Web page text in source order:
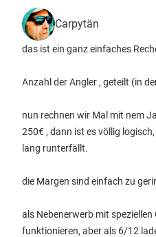
Carpytän
das ist ein ganz einfaches
Anzahl der Angler , geteilt (in
nun rechnen wir Mal mit nem
250€ , dann ist es völlig
lang runterfällt.
die Margen sind einfach zu
als Nebenerwerb mit
funktionieren, aber als 6/12